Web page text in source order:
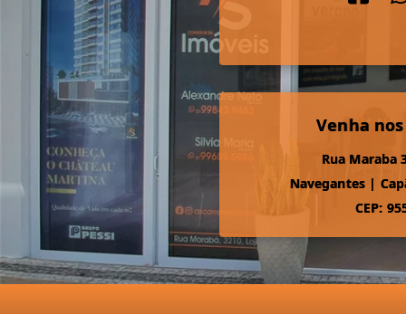
Venha
Rua Maraba
Navegantes |
CEP: